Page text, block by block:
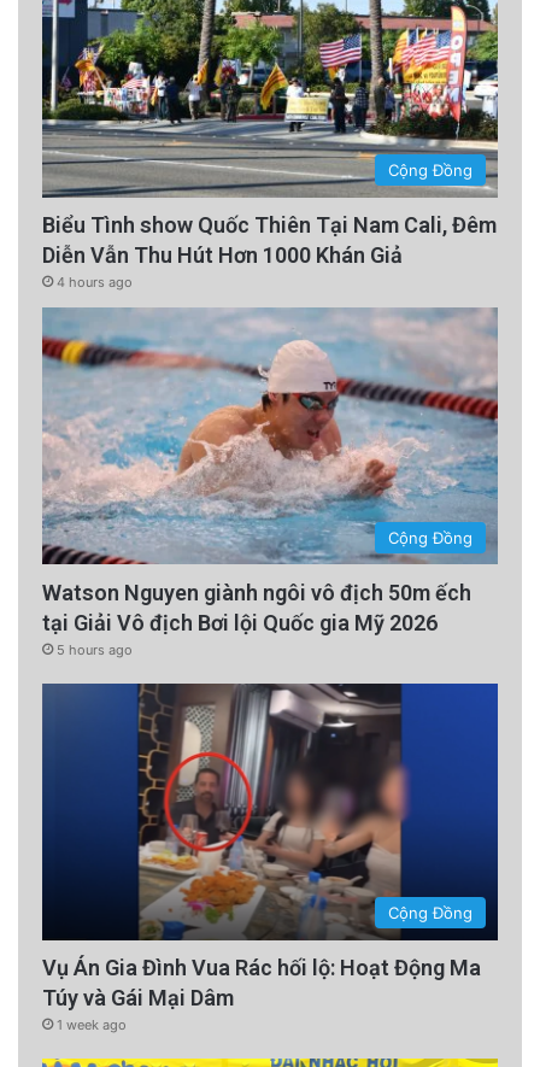
Cộng Đồng
Biểu Tình show Quốc Thiên Tại Nam Cali, Đêm
Diễn Vẫn Thu Hút Hơn 1000 Khán Giả
4 hours ago
Cộng Đồng
Watson Nguyen giành ngôi vô địch 50m ếch
tại Giải Vô địch Bơi lội Quốc gia Mỹ 2026
5 hours ago
Cộng Đồng
Vụ Án Gia Đình Vua Rác hối lộ: Hoạt Động Ma
Túy và Gái Mại Dâm
1 week ago